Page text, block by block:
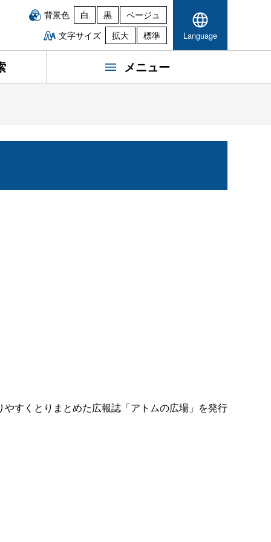
背景色 白 黒
ベージュ
文字サイズ
拡大 標準 Language
メニュー
すくとりまとめた広報誌「アトムの広場」を発行